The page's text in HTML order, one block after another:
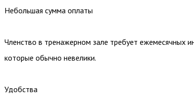
Небольшая сумма оплаты
Членство в тренажерном зале требует ежемесячных
которые обычно невелики.
Удобства